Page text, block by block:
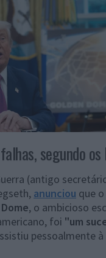
segundo os
(antigo
anunciou que o
, o ambicioso
foi "um
pessoalmente à